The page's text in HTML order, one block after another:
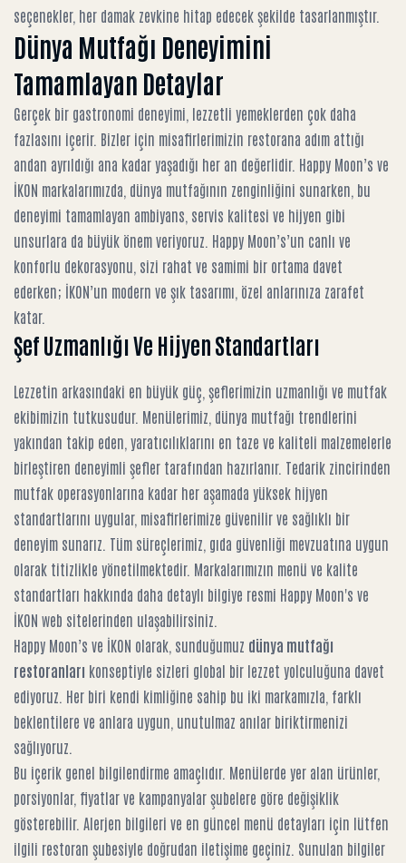
seçenekler, her damak zevkine hitap edecek şekilde tasarlanmıştır.
Dünya Mutfağı Deneyimini
Tamamlayan Detaylar
Gerçek bir gastronomi deneyimi, lezzetli yemeklerden çok daha
fazlasını içerir. Bizler için misafirlerimizin restorana adım attığı
andan ayrıldığı ana kadar yaşadığı her an değerlidir. Happy Moon’s ve
İKON markalarımızda, dünya mutfağının zenginliğini sunarken, bu
deneyimi tamamlayan ambiyans, servis kalitesi ve hijyen gibi
unsurlara da büyük önem veriyoruz. Happy Moon’s’un canlı ve
konforlu dekorasyonu, sizi rahat ve samimi bir ortama davet
ederken; İKON’un modern ve şık tasarımı, özel anlarınıza zarafet
katar.
Şef Uzmanlığı Ve Hijyen Standartları
Lezzetin arkasındaki en büyük güç, şeflerimizin uzmanlığı ve mutfak
ekibimizin tutkusudur. Menülerimiz, dünya mutfağı trendlerini
yakından takip eden, yaratıcılıklarını en taze ve kaliteli malzemelerle
birleştiren deneyimli şefler tarafından hazırlanır. Tedarik zincirinden
mutfak operasyonlarına kadar her aşamada yüksek hijyen
standartlarını uygular, misafirlerimize güvenilir ve sağlıklı bir
deneyim sunarız. Tüm süreçlerimiz, gıda güvenliği mevzuatına uygun
olarak titizlikle yönetilmektedir. Markalarımızın menü ve kalite
standartları hakkında daha detaylı bilgiye resmi Happy Moon's ve
İKON web sitelerinden ulaşabilirsiniz.
Happy Moon’s ve İKON olarak, sunduğumuz dünya mutfağı
restoranları konseptiyle sizleri global bir lezzet yolculuğuna davet
ediyoruz. Her biri kendi kimliğine sahip bu iki markamızla, farklı
beklentilere ve anlara uygun, unutulmaz anılar biriktirmenizi
sağlıyoruz.
Bu içerik genel bilgilendirme amaçlıdır. Menülerde yer alan ürünler,
porsiyonlar, fiyatlar ve kampanyalar şubelere göre değişiklik
gösterebilir. Alerjen bilgileri ve en güncel menü detayları için lütfen
ilgili restoran şubesiyle doğrudan iletişime geçiniz. Sunulan bilgiler